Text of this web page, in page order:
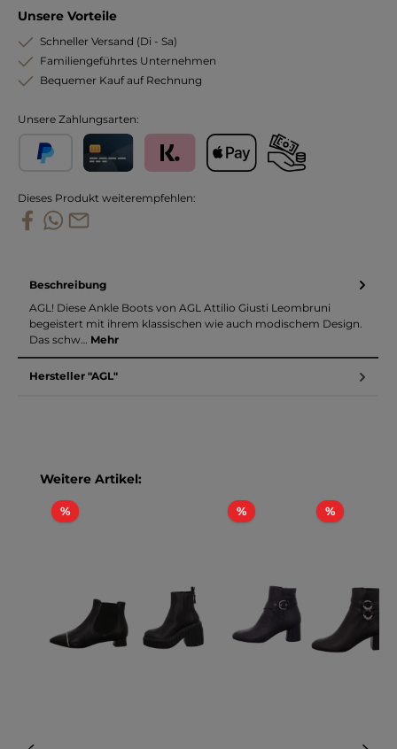
Unsere Vorteile
Schneller Versand (Di - Sa)
Familiengeführtes Unternehmen
Bequemer Kauf auf Rechnung
Unsere Zahlungsarten:
Dieses Produkt weiterempfehlen:
Beschreibung
AGL! Diese Ankle Boots von AGL Attilio Giusti Leombruni
begeistert mit ihrem klassischen wie auch modischem Design.
Das schw… Mehr
Hersteller "AGL"
Produktgalerie überspringen
Weitere Artikel:
%Rabatt %Rabatt %Rabatt